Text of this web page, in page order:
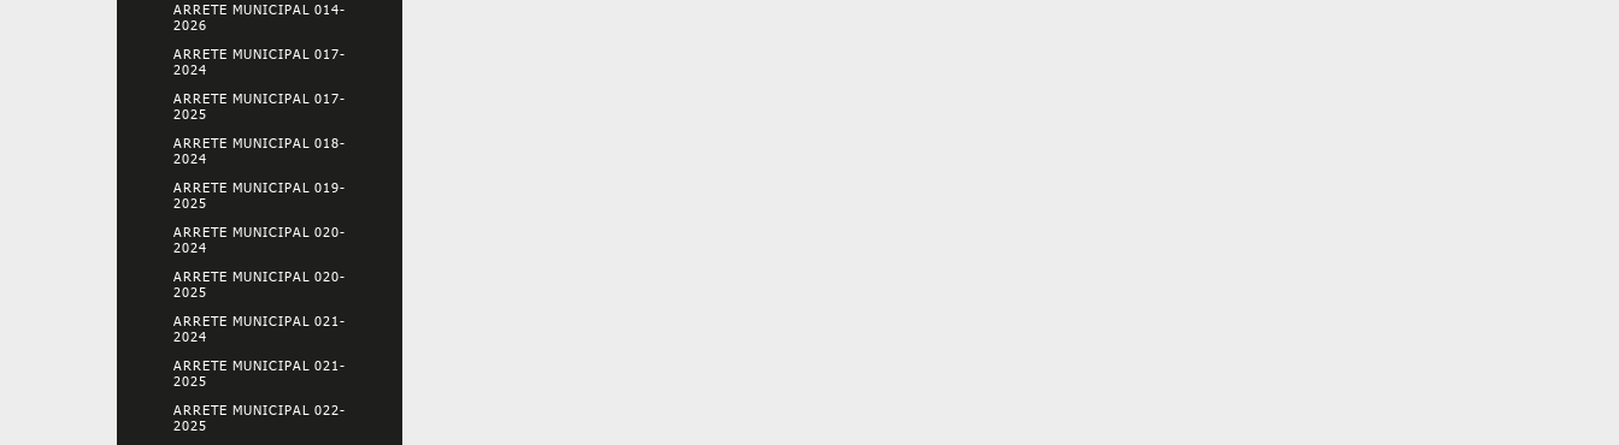
ARRETE MUNICIPAL 014-
2026
ARRETE MUNICIPAL 017-
2024
ARRETE MUNICIPAL 017-
2025
ARRETE MUNICIPAL 018-
2024
ARRETE MUNICIPAL 019-
2025
ARRETE MUNICIPAL 020-
2024
ARRETE MUNICIPAL 020-
2025
ARRETE MUNICIPAL 021-
2024
ARRETE MUNICIPAL 021-
2025
ARRETE MUNICIPAL 022-
2025